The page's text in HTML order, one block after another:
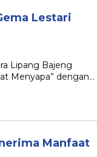
Lestari
Lipang Bajeng
Menyapa” dengan…
Manfaat